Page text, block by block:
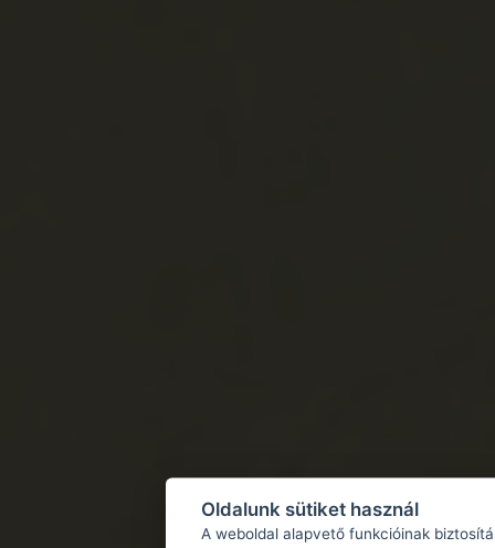
Oldalunk sütiket használ
A weboldal alapvető funkcióinak